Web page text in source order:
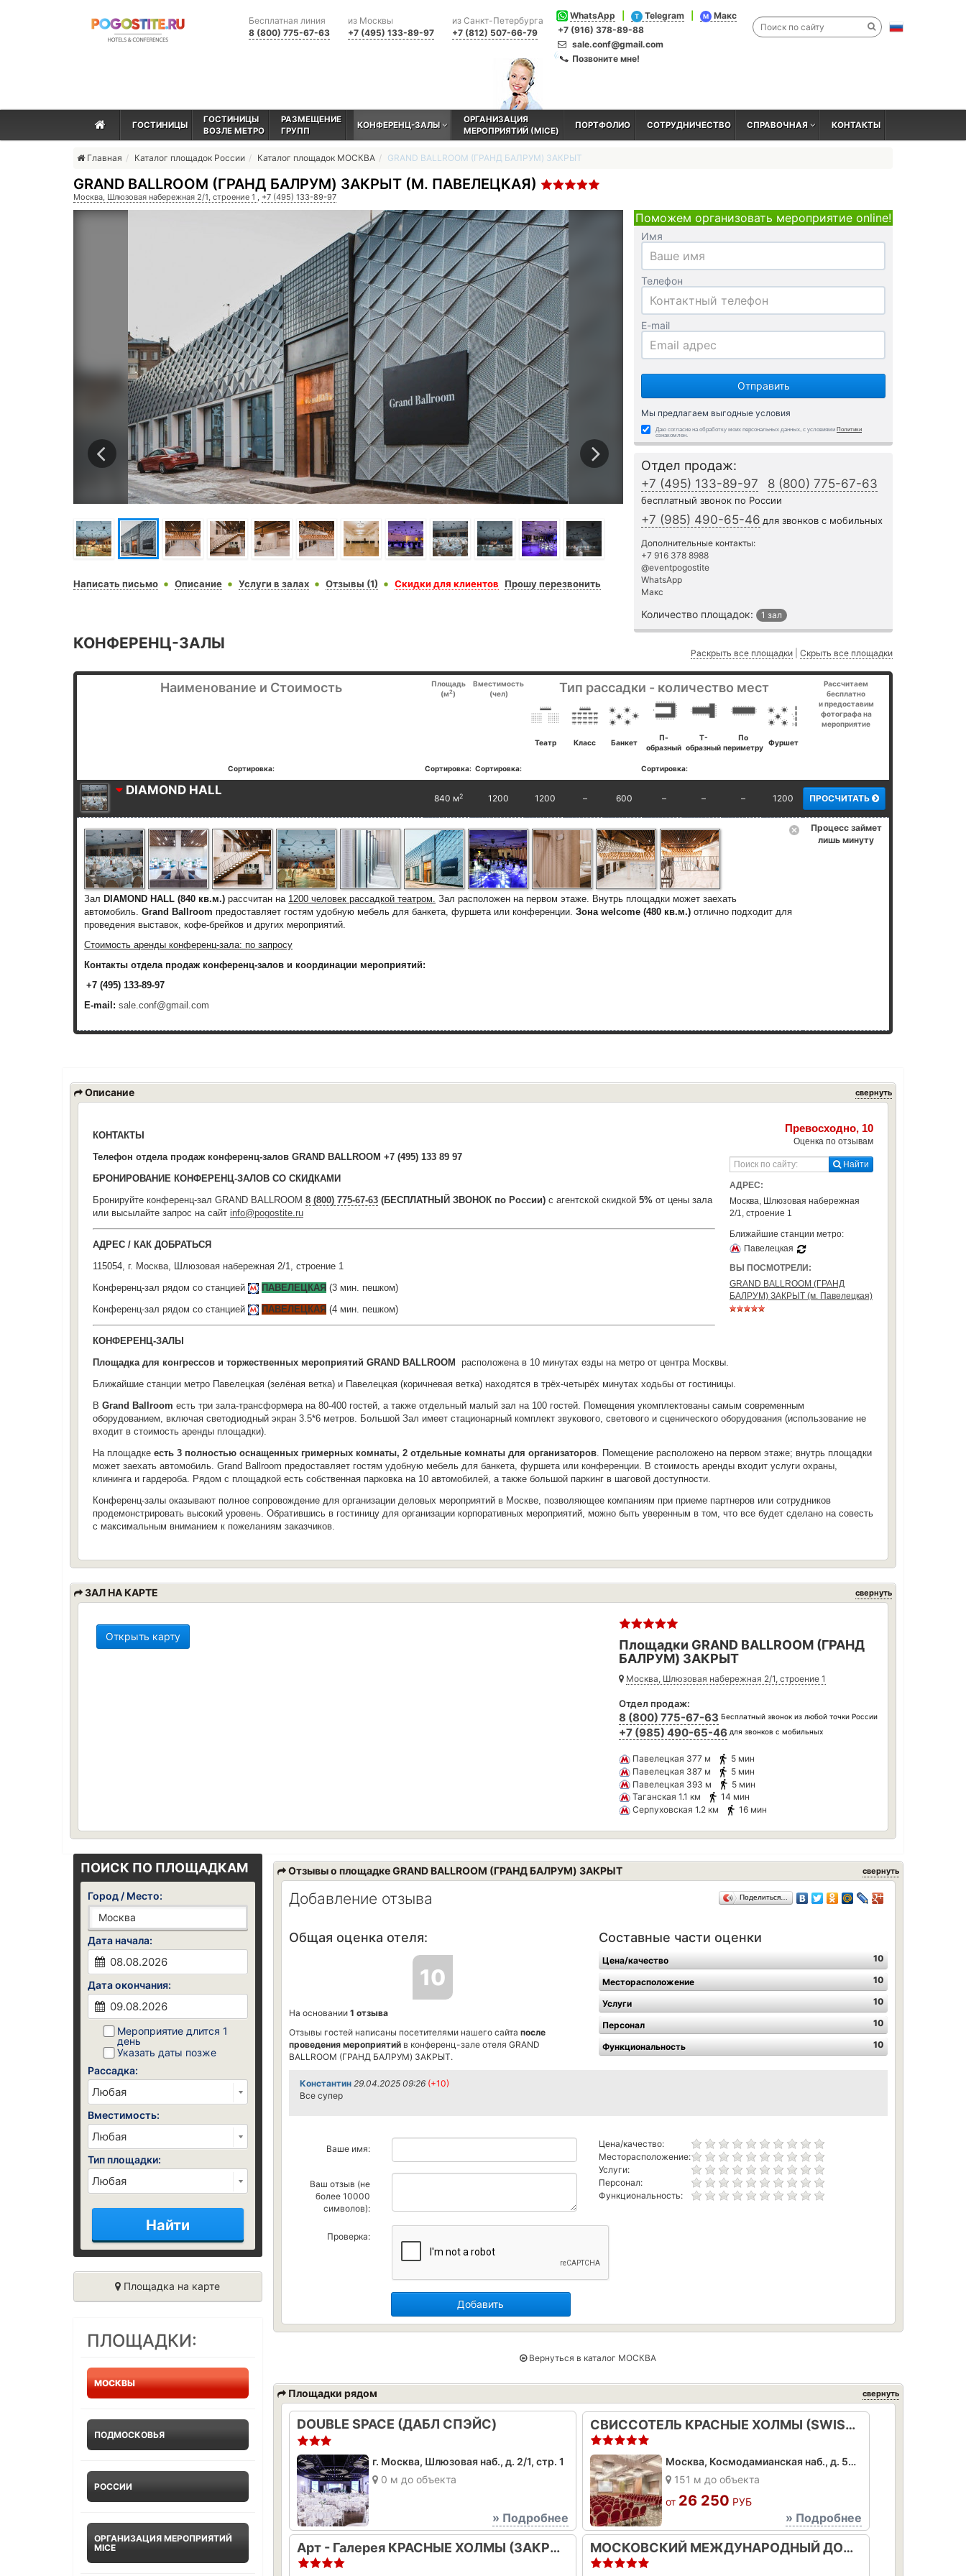
WhatsApp T Telegram M
Макс
+7 (916) 378-89-88
sale.conf@gmail.com
Позвоните мне!
из Санкт-Петербурга
+7 (812) 507-66-79
из Москвы
+7 (495) 133-89-97
Бесплатная линия
8 (800) 775-67-63
ГОСТИНИЦЫ
ГОСТИНИЦЫ
ВОЗЛЕ МЕТРО
РАЗМЕЩЕНИЕ
ГРУПП
КОНФЕРЕНЦ-ЗАЛЫ
ОРГАНИЗАЦИЯ
МЕРОПРИЯТИЙ (MICE)
ПОРТФОЛИО СОТРУДНИЧЕСТВО СПРАВОЧНАЯ КОНТАКТЫ
Главная Каталог площадок России Каталог площадок МОСКВА GRAND BALLROOM (ГРАНД БАЛРУМ) ЗАКРЫТ
GRAND BALLROOM (ГРАНД БАЛРУМ) ЗАКРЫТ (М. ПАВЕЛЕЦКАЯ)
Москва, Шлюзовая набережная 2/1, строение 1 , +7 (495) 133-89-97
Написать письмо Описание Услуги в залах Отзывы (1) Скидки для клиентов Прошу перезвонить
Поможем организовать мероприятие online!
Имя
Телефон
E-mail
Мы предлагаем выгодные условия
Даю согласие на обработку моих персональных данных, с условиями Политики
ознакомлен.
Отдел продаж:
+7 (495) 133-89-97 8 (800) 775-67-63
бесплатный звонок по России
+7 (985) 490-65-46 для звонков с мобильных
Дополнительные контакты:
+7 916 378 8988
@eventpogostite
WhatsApp
Макс
Количество площадок: 1 зал
КОНФЕРЕНЦ-ЗАЛЫ
Раскрыть все площадки Скрыть все площадки
Наименование и Стоимость
Площадь
(м2)
Вместимость
(чел)
Тип рассадки - количество мест
Рассчитаем
бесплатно
и предоставим
фотографа на
мероприятие
Театр Класс Банкет
П-
образный
Т-
образный
По
периметру
Фуршет
Сортировка: Сортировка: Сортировка: Сортировка:
DIAMOND HALL
840 м2 1200 1200 – 600 – – – 1200 ПРОСЧИТАТЬ
Зал DIAMOND HALL (840 кв.м.) рассчитан на 1200 человек рассадкой театром. Зал расположен на первом этаже. Внутрь площадки может заехать
автомобиль. Grand Ballroom предоставляет гостям удобную мебель для банкета, фуршета или конференции. Зона welcome (480 кв.м.) отлично подходит для
проведения выставок, кофе-брейков и других мероприятий.
Стоимость аренды конференц-зала: по запросу
Контакты отдела продаж конференц-залов и координации мероприятий:
+7 (495) 133-89-97
E-mail: sale.conf@gmail.com
Процесс займет
лишь минуту
свернуть
Описание
Превосходно, 10
Оценка по отзывам
Найти
АДРЕС:
Москва, Шлюзовая набережная
2/1, строение 1
Ближайшие станции метро:
Павелецкая
ВЫ ПОСМОТРЕЛИ:
GRAND BALLROOM (ГРАНД
БАЛРУМ) ЗАКРЫТ (м. Павелецкая)
КОНТАКТЫ
Телефон отдела продаж конференц-залов GRAND BALLROOM +7 (495) 133 89 97
БРОНИРОВАНИЕ КОНФЕРЕНЦ-ЗАЛОВ СО СКИДКАМИ
Бронируйте конференц-зал GRAND BALLROOM 8 (800) 775-67-63 (БЕСПЛАТНЫЙ ЗВОНОК по России) с агентской скидкой 5% от цены зала
или высылайте запрос на сайт info@pogostite.ru
АДРЕС / КАК ДОБРАТЬСЯ
115054, г. Москва, Шлюзовая набережная 2/1, строение 1
Конференц-зал рядом со станцией
ПАВЕЛЕЦКАЯ (3 мин. пешком)
Конференц-зал рядом со станцией
ПАВЕЛЕЦКАЯ (4 мин. пешком)
КОНФЕРЕНЦ-ЗАЛЫ
Площадка для конгрессов и торжественных мероприятий GRAND BALLROOM
расположена в 10 минутах езды на метро от центра Москвы.
Ближайшие станции метро Павелецкая (зелёная ветка) и Павелецкая (коричневая ветка) находятся в трёх-четырёх минутах ходьбы от гостиницы.
В Grand Ballroom есть три зала-трансформера на 80-400 гостей, а также отдельный малый зал на 100 гостей. Помещения укомплектованы самым современным
оборудованием, включая светодиодный экран 3.5*6 метров. Большой Зал имеет стационарный комплект звукового, светового и сценического оборудования (использование не
входит в стоимость аренды площадки).
На площадке есть 3 полностью оснащенных гримерных комнаты, 2 отдельные комнаты для организаторов. Помещение расположено на первом этаже; внутрь площадки
может заехать автомобиль. Grand Ballroom предоставляет гостям удобную мебель для банкета, фуршета или конференции. В стоимость аренды входит услуги охраны,
клининга и гардероба. Рядом с площадкой есть собственная парковка на 10 автомобилей, а также большой паркинг в шаговой доступности.
Конференц-залы оказывают полное сопровождение для организации деловых мероприятий в Москве, позволяющее компаниям при приеме партнеров или сотрудников
продемонстрировать высокий уровень. Обратившись в гостиницу для организации корпоративных мероприятий, можно быть уверенным в том, что все будет сделано на совесть
с максимальным вниманием к пожеланиям заказчиков.
свернуть
ЗАЛ НА КАРТЕ
Открыть карту
Площадки GRAND BALLROOM (ГРАНД
БАЛРУМ) ЗАКРЫТ
Москва, Шлюзовая набережная 2/1, строение 1
Отдел продаж:
8 (800) 775-67-63 Бесплатный звонок из любой точки России
+7 (985) 490-65-46 для звонков с мобильных
Павелецкая 377 м
5 мин
Павелецкая 387 м
5 мин
Павелецкая 393 м
5 мин
Таганская 1.1 км
14 мин
Серпуховская 1.2 км 16 мин
ПОИСК ПО ПЛОЩАДКАМ
Город / Место:
Дата начала:
Дата окончания:
Мероприятие длится 1
день
Указать даты позже
Рассадка:
Вместимость:
Тип площадки:
Найти
Площадка на карте
ПЛОЩАДКИ:
МОСКВЫ
ПОДМОСКОВЬЯ
РОССИИ
ОРГАНИЗАЦИЯ МЕРОПРИЯТИЙ
MICE
свернуть
Отзывы о площадке GRAND BALLROOM (ГРАНД БАЛРУМ) ЗАКРЫТ
Добавление отзыва Поделиться…
Общая оценка отеля:
10
На основании 1 отзыва
Отзывы гостей написаны посетителями нашего сайта после
проведения мероприятий в конференц-зале отеля GRAND
BALLROOM (ГРАНД БАЛРУМ) ЗАКРЫТ.
Составные части оценки
Цена/качество 10
Месторасположение 10
Услуги 10
Персонал 10
Функциональность 10
Константин 29.04.2025 09:26 (+10)
Все супер
Ваше имя:
Ваш отзыв (не
более 10000
символов):
Проверка:
Цена/качество:
Месторасположение:
Услуги:
Персонал:
Функциональность:
Добавить
Вернуться в каталог МОСКВА
свернуть
Площадки рядом
DOUBLE SPACE (ДАБЛ СПЭЙС)
г. Москва, Шлюзовая наб., д. 2/1, стр. 1
0 м до объекта
» Подробнее
СВИССОТЕЛЬ КРАСНЫЕ ХОЛМЫ (SWISSOTEL KRASNYE HOLMY MOSCOW)
Москва, Космодамианская наб., д. 52 стр. 6
151 м до объекта
от 26 250 РУБ
» Подробнее
Арт - Галерея КРАСНЫЕ ХОЛМЫ (ЗАКРЫТ) МОСКОВСКИЙ МЕЖДУНАРОДНЫЙ ДОМ МУЗЫКИ